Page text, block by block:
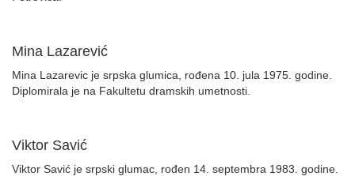
Mina Lazarević
Mina Lazarevic je srpska glumica, rođena 10. jula 1975. godine.
Diplomirala je na Fakultetu dramskih umetnosti.
Viktor Savić
Viktor Savić je srpski glumac, rođen 14. septembra 1983. godine.